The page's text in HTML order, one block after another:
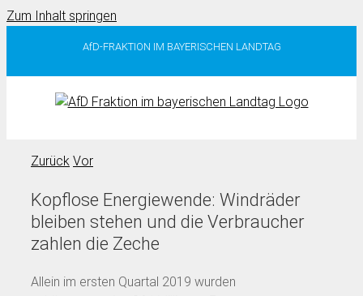
Zum Inhalt springen
AfD-FRAKTION IM BAYERISCHEN LANDTAG
Zurück Vor
Kopflose Energiewende: Windräder
bleiben stehen und die Verbraucher
zahlen die Zeche
Allein im ersten Quartal 2019 wurden